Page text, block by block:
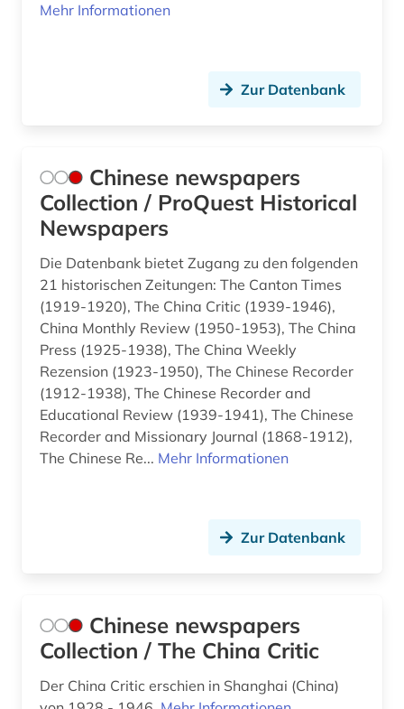
physiotherapie (2)
psychologie (4)
quelle (1)
recht (1)
rhythmusspiel (1)
russland (1)
rückenschule (1)
schottland (1)
schriftverkehr (1)
schweiz (1)
shanghai (4)
sozialarbeitspraxis (1)
sozialdienste in der sucht (1)
Mehr Informationen
Zur Datenbank
Chinese newspapers
Collection / ProQuest Historical
Newspapers
Die Datenbank bietet Zugang zu den folgenden
21 historischen Zeitungen: The Canton Times
(1919-1920), The China Critic (1939-1946),
China Monthly Review (1950-1953), The China
Press (1925-1938), The China Weekly
Rezension (1923-1950), The Chinese Recorder
(1912-1938), The Chinese Recorder and
Educational Review (1939-1941), The Chinese
Recorder and Missionary Journal (1868-1912),
The Chinese Re... Mehr Informationen
Zur Datenbank
Chinese newspapers
Collection / The China Critic
Der China Critic erschien in Shanghai (China)